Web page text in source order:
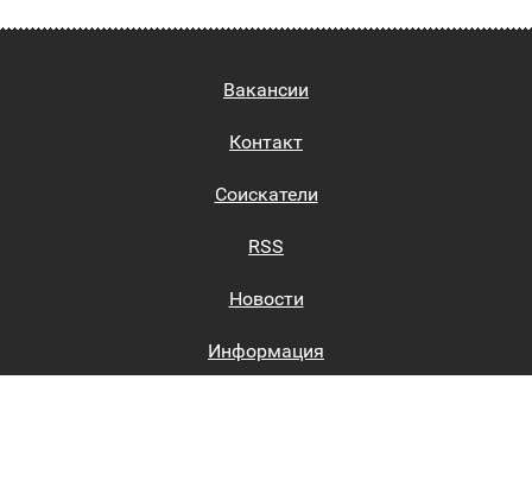
Вакансии
Контакт
Соискатели
RSS
Новости
Информация